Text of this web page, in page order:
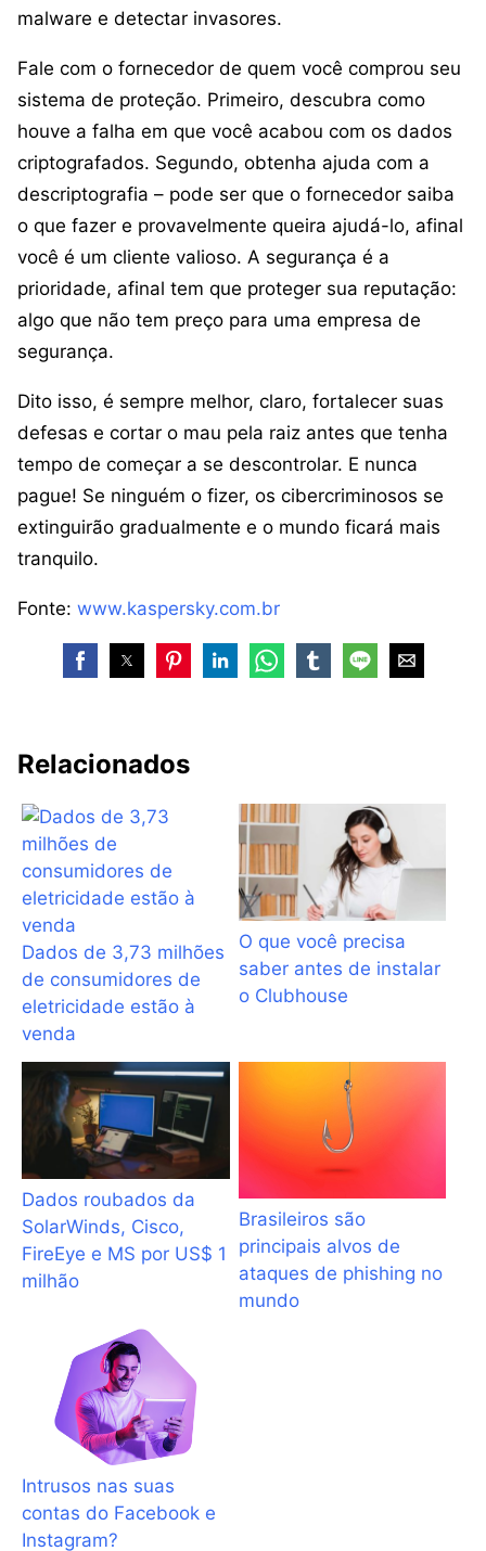
malware e detectar invasores.
Fale com o fornecedor de quem você comprou seu
sistema de proteção. Primeiro, descubra como
houve a falha em que você acabou com os dados
criptografados. Segundo, obtenha ajuda com a
descriptografia – pode ser que o fornecedor saiba
o que fazer e provavelmente queira ajudá-lo, afinal
você é um cliente valioso. A segurança é a
prioridade, afinal tem que proteger sua reputação:
algo que não tem preço para uma empresa de
segurança.
Dito isso, é sempre melhor, claro, fortalecer suas
defesas e cortar o mau pela raiz antes que tenha
tempo de começar a se descontrolar. E nunca
pague! Se ninguém o fizer, os cibercriminosos se
extinguirão gradualmente e o mundo ficará mais
tranquilo.
Fonte: www.kaspersky.com.br
Relacionados
Dados de 3,73 milhões
de consumidores de
eletricidade estão à
venda
O que você precisa
saber antes de instalar
o Clubhouse
Dados roubados da
SolarWinds, Cisco,
FireEye e MS por US$ 1
milhão
Brasileiros são
principais alvos de
ataques de phishing no
mundo
Intrusos nas suas
contas do Facebook e
Instagram?